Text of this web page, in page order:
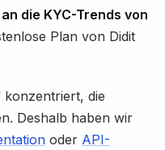
die KYC-Trends von
Plan von Didit
konzentriert, die
Deshalb haben wir
oder API-